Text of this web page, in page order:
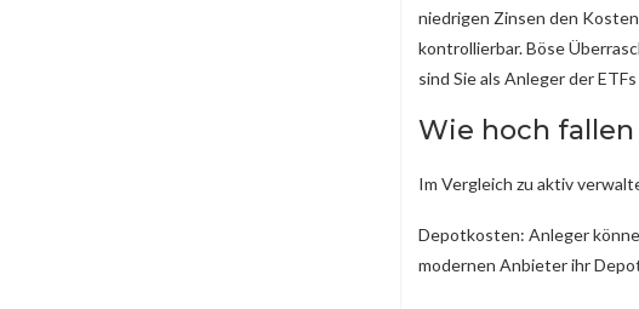
niedrigen Zinsen den
kontrollierbar. Böse
sind Sie als Anleger der
Wie hoch
Im Vergleich zu aktiv
Depotkosten: Anleger
modernen Anbieter ihr